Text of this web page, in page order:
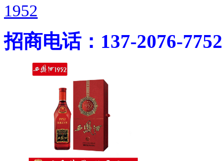
1952
招商电话：137-2076-7752